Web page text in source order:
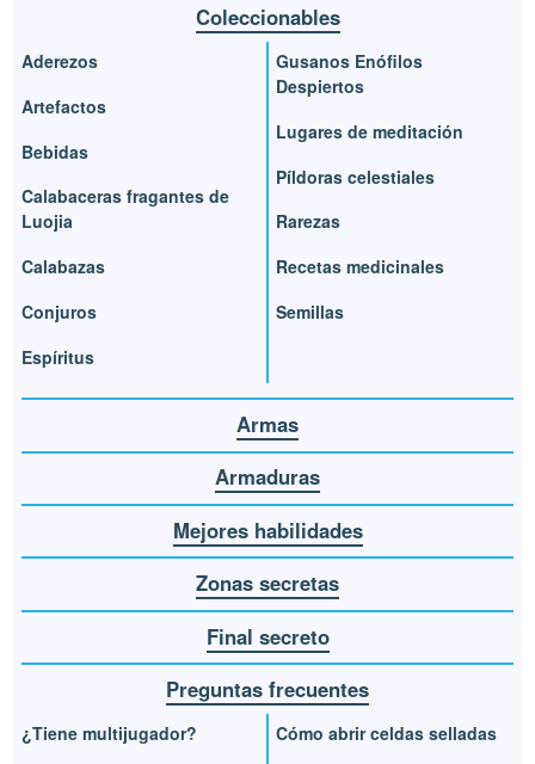
Coleccionables
Aderezos
Artefactos
Bebidas
Calabaceras fragantes de
Luojia
Calabazas
Conjuros
Espíritus
Gusanos Enófilos
Despiertos
Lugares de meditación
Píldoras celestiales
Rarezas
Recetas medicinales
Semillas
Armas
Armaduras
Mejores habilidades
Zonas secretas
Final secreto
Preguntas frecuentes
¿Tiene multijugador?
Cómo abrir celdas selladas